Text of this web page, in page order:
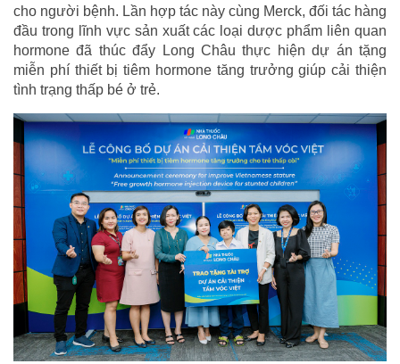
cho người bệnh. Lần hợp tác này cùng Merck, đối tác hàng
đầu trong lĩnh vực sản xuất các loại dược phẩm liên quan
hormone đã thúc đẩy Long Châu thực hiện dự án tặng
miễn phí thiết bị tiêm hormone tăng trưởng giúp cải thiện
tình trạng thấp bé ở trẻ.